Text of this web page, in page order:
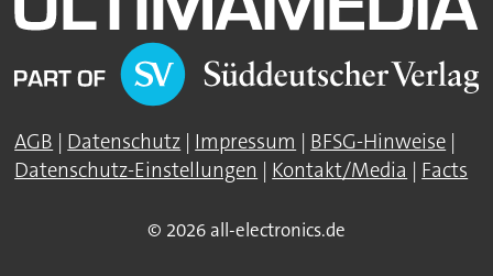
AGB | Datenschutz | Impressum | BFSG-Hinweise |
Datenschutz-Einstellungen | Kontakt/Media | Facts
© 2026 all-electronics.de